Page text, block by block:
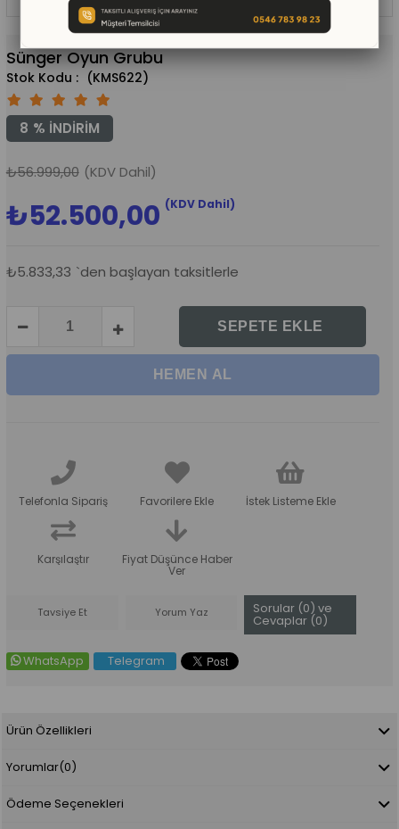
Sünger Oyun Grubu
(KMS622)
%
8 İNDIRIM
₺56.999,00 (KDV Dahil)
₺52.500,00 (KDV Dahil)
₺5.833,33 `den başlayan taksitlerle
Telefonla Sipariş Favorilere Ekle İstek Listeme Ekle
Karşılaştır Fiyat Düşünce Haber
Ver
Tavsiye Et Yorum Yaz Sorular (0) ve
Cevaplar (0)
WhatsApp Telegram
Ürün Özellikleri
Yorumlar(0)
Ödeme Seçenekleri